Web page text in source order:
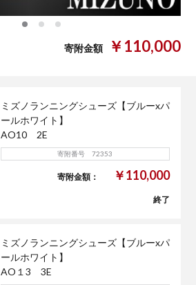
寄附金額 ￥110,000
ミズノランニングシューズ【ブルーxパ
ールホワイト】
AO10 2E
寄附番号 72353
寄附金額： ￥110,000
終了
ミズノランニングシューズ【ブルーxパ
ールホワイト】
AO１3 3E